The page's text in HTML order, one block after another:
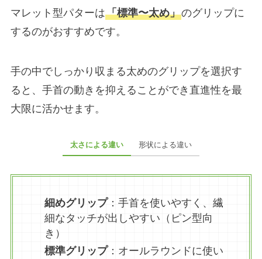
マレット型パターは「標準〜太め」のグリップに
するのがおすすめです。
手の中でしっかり収まる太めのグリップを選択す
ると、手首の動きを抑えることができ直進性を最
大限に活かせます。
太さによる違い 形状による違い
細めグリップ：手首を使いやすく、繊
細なタッチが出しやすい（ピン型向
き）
標準グリップ：オールラウンドに使い